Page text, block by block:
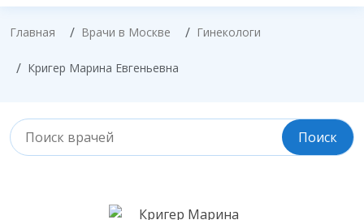
Главная Врачи в Москве Гинекологи
Кригер Марина Евгеньевна